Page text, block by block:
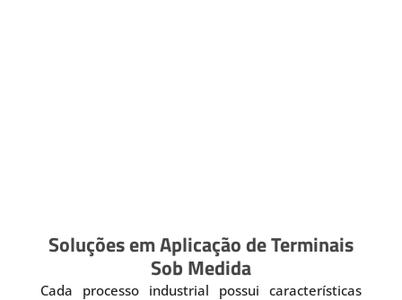
Soluções em Aplicação de Terminais
Sob Medida
Cada processo industrial possui características